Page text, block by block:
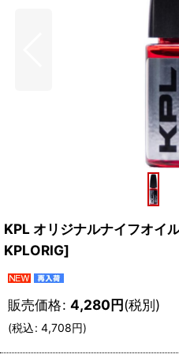
KPL オリジナルナイフオイ
KPLORIG]
販売価格: 4,280円(税別)
(税込: 4,708円)